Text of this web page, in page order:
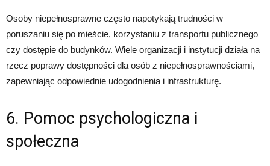
Osoby niepełnosprawne często napotykają trudności w
poruszaniu się po mieście, korzystaniu z transportu publicznego
czy dostępie do budynków. Wiele organizacji i instytucji działa na
rzecz poprawy dostępności dla osób z niepełnosprawnościami,
zapewniając odpowiednie udogodnienia i infrastrukturę.
6. Pomoc psychologiczna i
społeczna